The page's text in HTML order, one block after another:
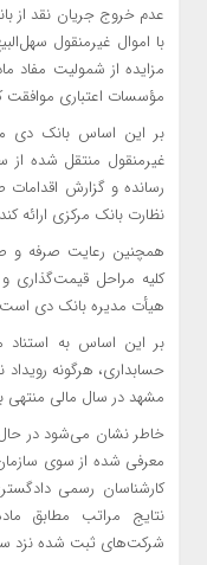
عدم خروج جریان نقد از
با اموال غیرمنقول
مؤسسات اعتباری موافقت
غیرمنقول منتقل شده از
رسانده و گزارش اقدامات
نظارت بانک مرکزی ارائه
همچنین رعایت صرفه و
کلیه مراحل قیمت‌گذاری و
هیأت مدیره بانک دی
بر این اساس به
حسابداری، هرگونه
مشهد در سال مالی منتهی به پایان
خاطر نشان می‌شود در حال
معرفی شده از سوی
کارشناسان رسمی
شرکت‌های ثبت شده نزد